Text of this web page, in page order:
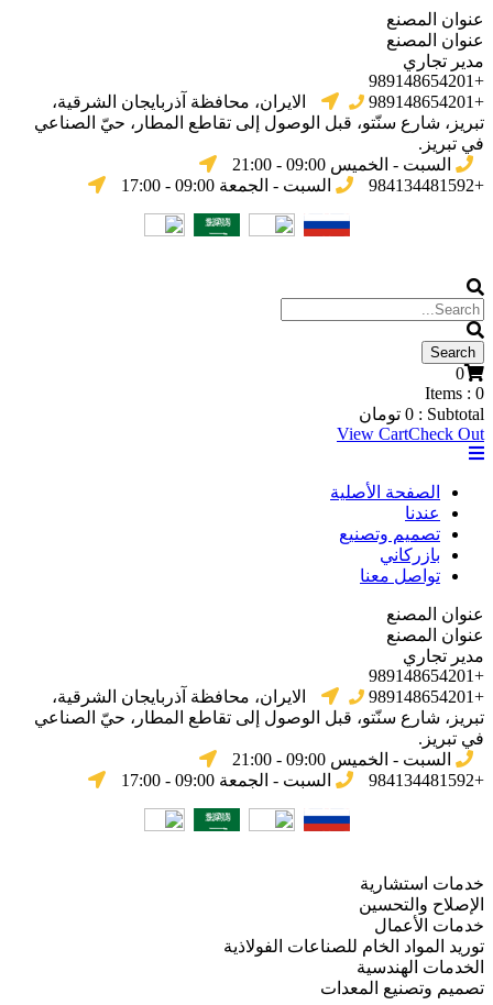
عنوان المصنع
عنوان المصنع
مدير تجاري
+989148654201
+989148654201
الایران، محافظة آذربایجان الشرقیة،
تبریز، شارع سنّتو، قبل الوصول إلى تقاطع المطار، حيّ الصناعي
في تبریز.
السبت - الخميس 09:00 - 21:00
+984134481592
السبت - الجمعة 09:00 - 17:00
0
Items : 0
Subtotal :
0 تومان
View CartCheck Out
الصفحة الأصلية
عندنا
تصميم وتصنيع
بازركاني
تواصل معنا
عنوان المصنع
عنوان المصنع
مدير تجاري
+989148654201
+989148654201
الایران، محافظة آذربایجان الشرقیة،
تبریز، شارع سنّتو، قبل الوصول إلى تقاطع المطار، حيّ الصناعي
في تبریز.
السبت - الخميس 09:00 - 21:00
+984134481592
السبت - الجمعة 09:00 - 17:00
خدمات استشارية
الإصلاح والتحسين
خدمات الأعمال
توريد المواد الخام للصناعات الفولاذية
الخدمات الهندسية
تصميم وتصنيع المعدات